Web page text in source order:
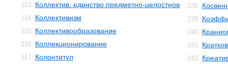
113. Коллектив: единство предметно-целостное
114. Коллективизм
115. Коллективообразование
116. Коллекционирование
117. Колонтитул
238.
239.
240.
241.
242.